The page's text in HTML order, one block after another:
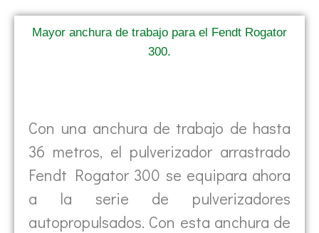
Mayor anchura de trabajo para el Fendt Rogator
300.
Con una anchura de trabajo de hasta
36 metros, el pulverizador arrastrado
Fendt Rogator 300 se equipara ahora
a la serie de pulverizadores
autopropulsados. Con esta anchura de